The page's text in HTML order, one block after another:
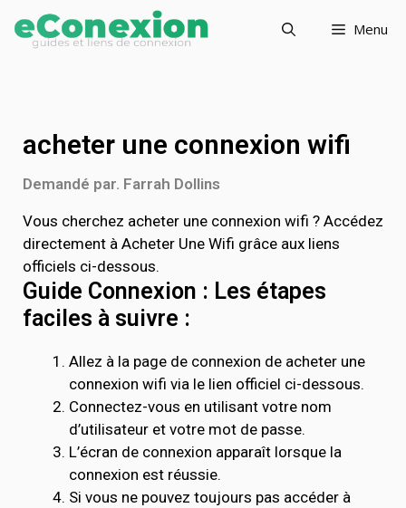
Menu
acheter une connexion wifi
Demandé par. Farrah Dollins
Vous cherchez acheter une connexion wifi ? Accédez
directement à Acheter Une Wifi grâce aux liens
officiels ci-dessous.
Guide Connexion : Les étapes
faciles à suivre :
Allez à la page de connexion de acheter une
connexion wifi via le lien officiel ci-dessous.
Connectez-vous en utilisant votre nom
d’utilisateur et votre mot de passe.
L’écran de connexion apparaît lorsque la
connexion est réussie.
Si vous ne pouvez toujours pas accéder à